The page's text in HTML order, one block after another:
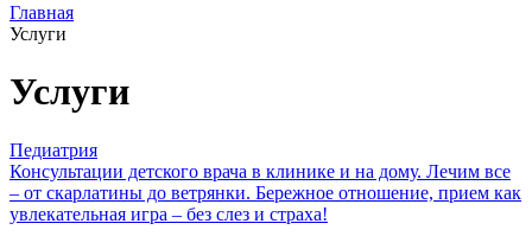
Главная
Услуги
Услуги
Педиатрия
Консультации детского врача в клинике и на дому. Лечим все
– от скарлатины до ветрянки. Бережное отношение, прием как
увлекательная игра – без слез и страха!